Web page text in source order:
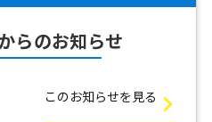
らのお知らせ
このお知らせを見る